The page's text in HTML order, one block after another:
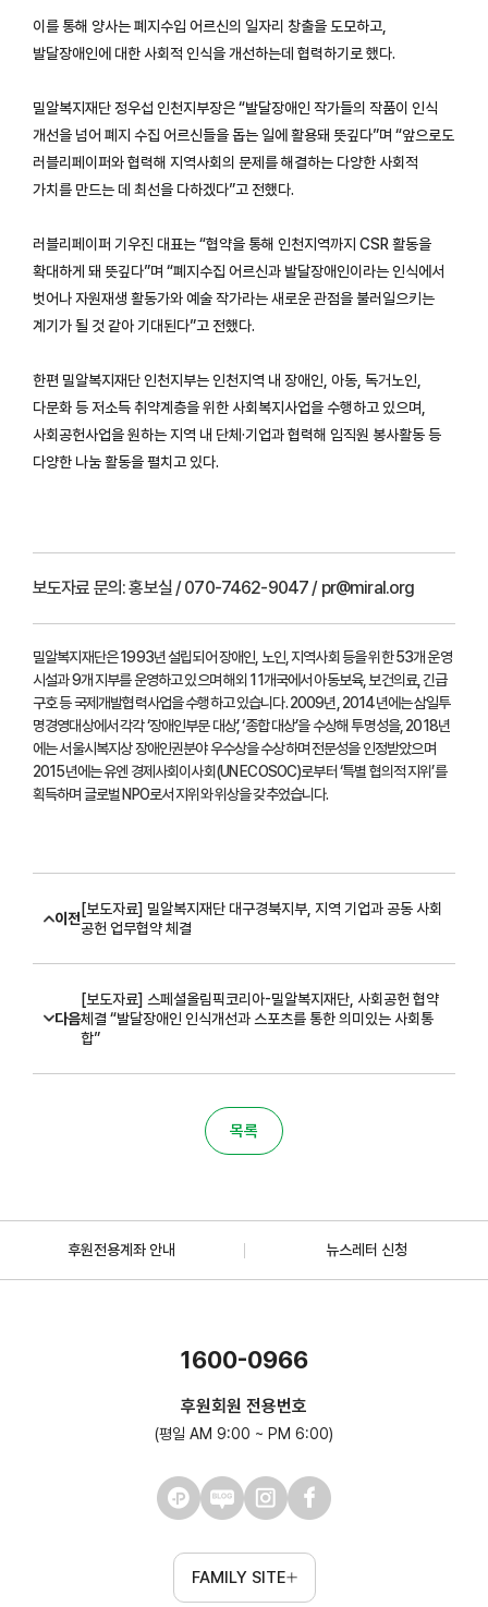
이를 통해 양사는 폐지수입 어르신의 일자리 창출을 도모하고,
발달장애인에 대한 사회적 인식을 개선하는데 협력하기로 했다.
밀알복지재단 정우섭 인천지부장은 “발달장애인 작가들의 작품이 인식
개선을 넘어 폐지 수집 어르신들을 돕는 일에 활용돼 뜻깊다”며 “앞으로도
러블리페이퍼와 협력해 지역사회의 문제를 해결하는 다양한 사회적
가치를 만드는 데 최선을 다하겠다”고 전했다.
러블리페이퍼 기우진 대표는 “협약을 통해 인천지역까지 CSR 활동을
확대하게 돼 뜻깊다”며 “폐지수집 어르신과 발달장애인이라는 인식에서
벗어나 자원재생 활동가와 예술 작가라는 새로운 관점을 불러일으키는
계기가 될 것 같아 기대된다”고 전했다.
한편 밀알복지재단 인천지부는 인천지역 내 장애인, 아동, 독거노인,
다문화 등 저소득 취약계층을 위한 사회복지사업을 수행하고 있으며,
사회공헌사업을 원하는 지역 내 단체·기업과 협력해 임직원 봉사활동 등
다양한 나눔 활동을 펼치고 있다.
보도자료 문의:홍보실 / 070-7462-9047 / pr@miral.org
밀알복지재단은 1993년 설립되어 장애인, 노인, 지역사회 등을 위한 53개 운영
시설과 9개 지부를 운영하고 있으며 해외 11개국에서 아동보육, 보건의료, 긴급
구호 등 국제개발협력사업을 수행하고 있습니다. 2009년, 2014년에는 삼일투
명경영대상에서 각각 ‘장애인부문 대상’, ‘종합 대상’을 수상해 투명성을, 2018년
에는 서울시복지상 장애인권분야 우수상을 수상하며 전문성을 인정받았으며
2015년에는 유엔 경제사회이사회(UN ECOSOC)로부터 ‘특별 협의적 지위’를
획득하며 글로벌 NPO로서 지위와 위상을 갖추었습니다.
이전
[보도자료] 밀알복지재단 대구경북지부, 지역 기업과 공동 사회
공헌 업무협약 체결
다음
[보도자료] 스페셜올림픽코리아-밀알복지재단, 사회공헌 협약
체결 “발달장애인 인식개선과 스포츠를 통한 의미있는 사회통
합”
목록
후원전용계좌 안내 뉴스레터 신청
1600-0966
후원회원 전용번호
(평일 AM 9:00 ~ PM 6:00)
FAMILY SITE